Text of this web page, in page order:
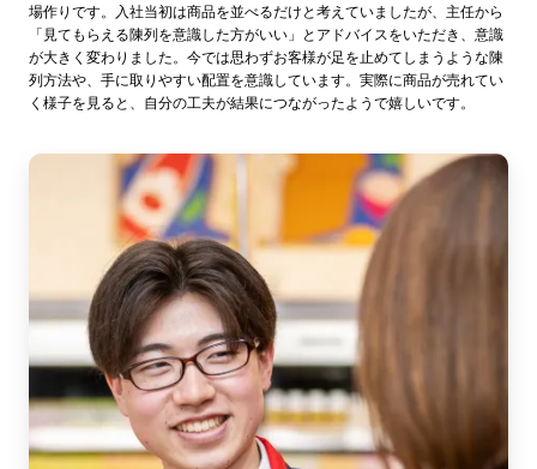
場作りです。入社当初は商品を並べるだけと考えていましたが、主任から
「見てもらえる陳列を意識した方がいい」とアドバイスをいただき、意識
が大きく変わりました。今では思わずお客様が足を止めてしまうような陳
列方法や、手に取りやすい配置を意識しています。実際に商品が売れてい
く様子を見ると、自分の工夫が結果につながったようで嬉しいです。